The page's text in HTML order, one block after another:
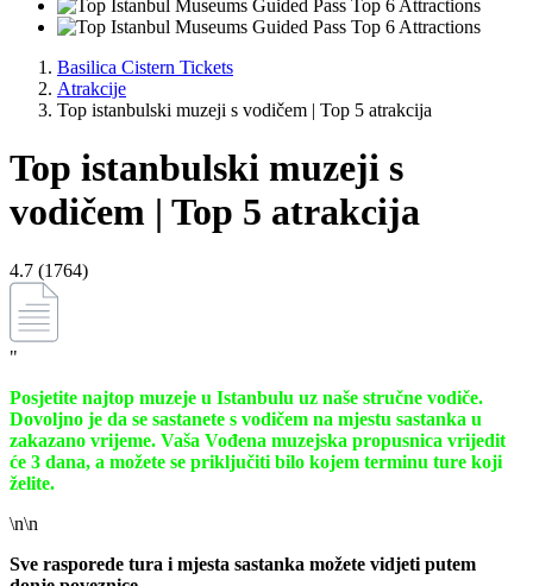
Basilica Cistern Tickets
Atrakcije
Top istanbulski muzeji s vodičem | Top 5 atrakcija
Top istanbulski muzeji s
vodičem | Top 5 atrakcija
4.7 (1764)
"
Posjetite najtop muzeje u Istanbulu uz naše stručne vodiče.
Dovoljno je da se sastanete s vodičem na mjestu sastanka u
zakazano vrijeme. Vaša Vođena muzejska propusnica vrijedit
će 3 dana, a možete se priključiti bilo kojem terminu ture koji
želite.
\n\n
Sve rasporede tura i mjesta sastanka možete vidjeti putem